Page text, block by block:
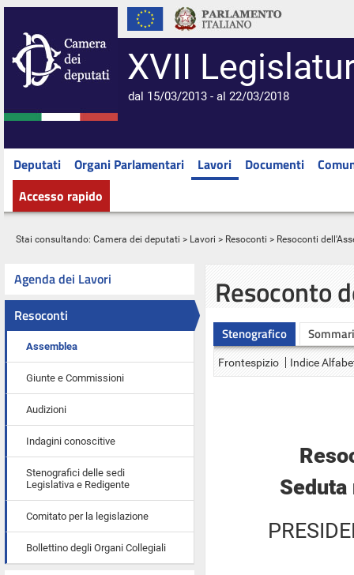
XVII
dal 15/03/2013 - al 22/03/2018
Deputati Organi Parlamentari Lavori Documenti
Accesso rapido
Stai consultando: Camera dei deputati > Lavori > Resoconti > Resoconti
Agenda dei Lavori
Resoconti
Assemblea
Giunte e Commissioni
Audizioni
Indagini conoscitive
Stenografici delle sedi
Legislativa e Redigente
Comitato per la legislazione
Bollettino degli Organi Collegiali
Resoconto
Stenografico
Frontespizio Indice